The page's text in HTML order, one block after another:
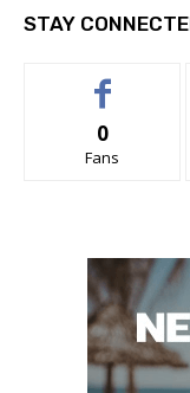
STAY
0
Fans